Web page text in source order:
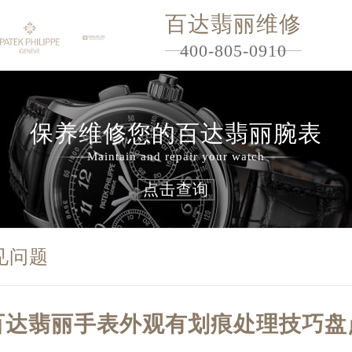
百达翡丽维修
400-805-0910
保养维修您的百达翡丽腕表
Maintain and repair your watch
点击查询
问题
达翡丽手表外观有划痕处理技巧盘